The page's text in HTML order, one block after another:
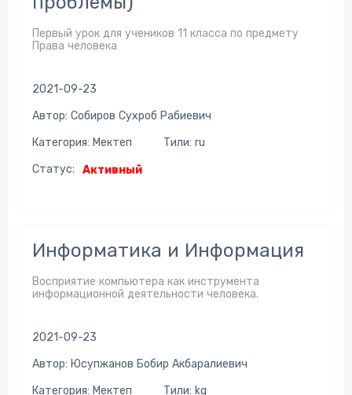
Первый урок для учеников 11 класса по предмету
Права человека
2021-09-23
Автор: Собиров Сухроб Рабиевич
Категория: Мектеп
Тили: ru
Статус:
Активный
Информатика и Информация
Восприятие компьютера как инструмента
информационной деятельности человека.
2021-09-23
Автор: Юсупжанов Бобир Акбаралиевич
Категория: Мектеп
Тили: kg